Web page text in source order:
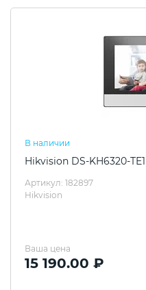
В наличии
Hikvision DS-KH6320-TE1
Артикул: 182897
Hikvision
Ваша цена
15 190.00 ₽